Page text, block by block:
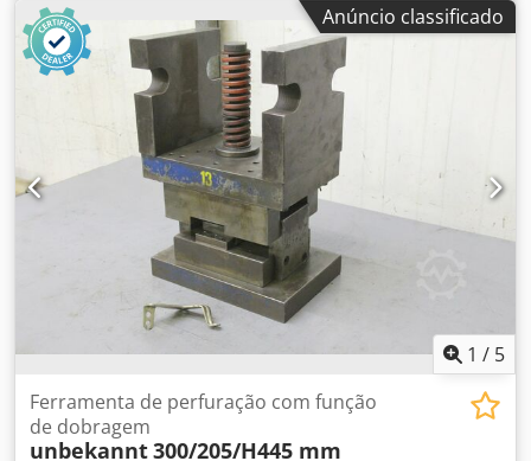
Csded Sf U Uopfx Af Horf
Anúncio classificado
1 / 5
Ferramenta de perfuração com função
de dobragem
unbekannt300/205/H445 mm